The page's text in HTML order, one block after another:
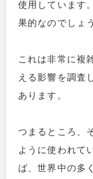
使用しています
果的なのでしょ
これは非常に複
える影響を調査
あります。
つまるところ、
ように使われて
ば、世界中の多